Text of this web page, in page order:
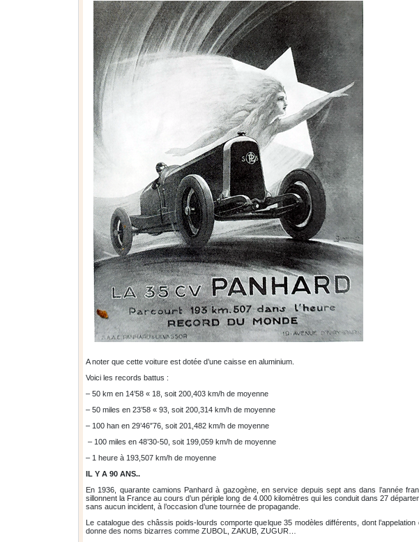
A noter que cette voiture est dotée d’une caisse en aluminium.
Voici les records battus :
– 50 km en 14’58 « 18, soit 200,403 km/h de moyenne
– 50 miles en 23’58 « 93, soit 200,314 km/h de moyenne
– 100 han en 29’46″76, soit 201,482 km/h de moyenne
– 100 miles en 48’30-50, soit 199,059 km/h de moyenne
– 1 heure à 193,507 km/h de moyenne
IL Y A 90 ANS..
En 1936, quarante camions Panhard à gazogène, en service depuis sept ans dans l’année
sillonnent la France au cours d’un périple long de 4.000 kilomètres qui les conduit dans 27
sans aucun incident, à l’occasion d’une tournée de propagande.
Le catalogue des châssis poids-lourds comporte quelque 35 modèles différents, dont l’appelation
donne des noms bizarres comme ZUBOL, ZAKUB, ZUGUR…